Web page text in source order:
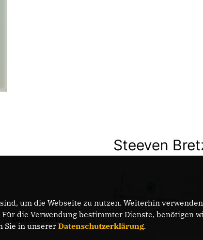
DATENSCHUTZ
Steeven
um die Webseite zu nutzen. Weiterhin
die Verwendung bestimmter Dienste, benötigen
Sie in unserer Datenschutzerklärung.